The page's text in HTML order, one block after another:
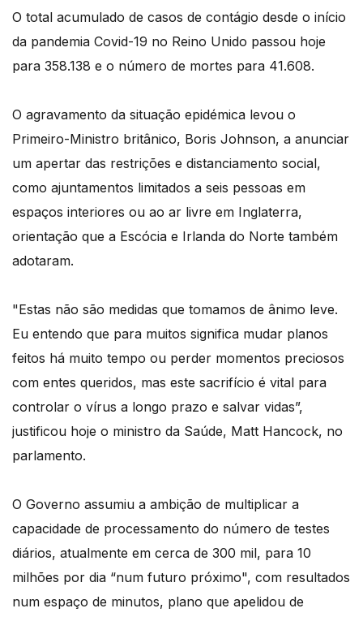
O total acumulado de casos de contágio desde o início
da pandemia Covid-19 no Reino Unido passou hoje
para 358.138 e o número de mortes para 41.608.
O agravamento da situação epidémica levou o
Primeiro-Ministro britânico, Boris Johnson, a anunciar
um apertar das restrições e distanciamento social,
como ajuntamentos limitados a seis pessoas em
espaços interiores ou ao ar livre em Inglaterra,
orientação que a Escócia e Irlanda do Norte também
adotaram.
"Estas não são medidas que tomamos de ânimo leve.
Eu entendo que para muitos significa mudar planos
feitos há muito tempo ou perder momentos preciosos
com entes queridos, mas este sacrifício é vital para
controlar o vírus a longo prazo e salvar vidas”,
justificou hoje o ministro da Saúde, Matt Hancock, no
parlamento.
O Governo assumiu a ambição de multiplicar a
capacidade de processamento do número de testes
diários, atualmente em cerca de 300 mil, para 10
milhões por dia “num futuro próximo", com resultados
num espaço de minutos, plano que apelidou de